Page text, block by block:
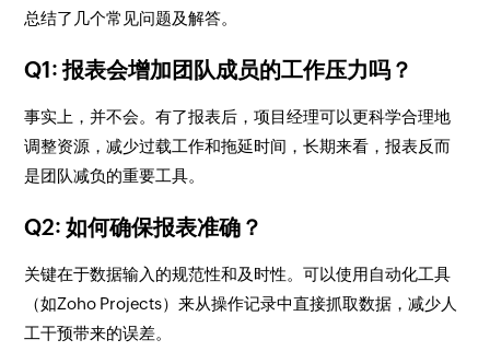
总结了几个常见问题及解答。
Q1: 报表会增加团队成员的工作压力吗？
事实上，并不会。有了报表后，项目经理可以更科学合理地
调整资源，减少过载工作和拖延时间，长期来看，报表反而
是团队减负的重要工具。
Q2: 如何确保报表准确？
关键在于数据输入的规范性和及时性。可以使用自动化工具
（如Zoho Projects）来从操作记录中直接抓取数据，减少人
工干预带来的误差。